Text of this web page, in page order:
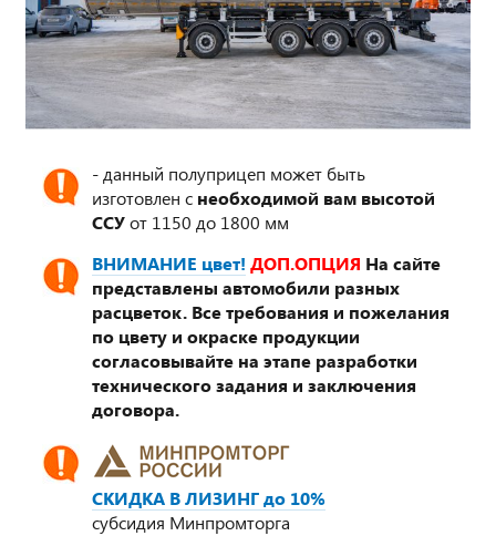
- данный полуприцеп может быть
изготовлен с необходимой вам высотой
ССУот 1150 до 1800 мм
ВНИМАНИЕ цвет! ДОП.ОПЦИЯ На сайте
представлены автомобили разных
расцветок. Все требования и пожелания
по цвету и окраске продукции
согласовывайте на этапе разработки
технического задания и заключения
договора.
СКИДКА В ЛИЗИНГ до 10%
субсидия Минпромторга